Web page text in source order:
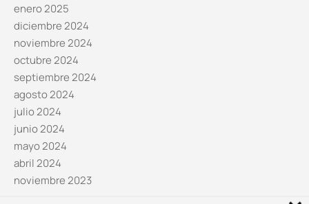
enero 2025
diciembre 2024
noviembre 2024
octubre 2024
septiembre 2024
agosto 2024
julio 2024
junio 2024
mayo 2024
abril 2024
noviembre 2023